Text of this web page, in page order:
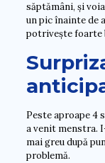
săptămâni, și
un pic înainte de
potrivește foarte
Peste aproape 4
a venit menstra.
mai greu după
problemă.